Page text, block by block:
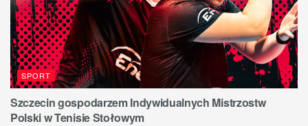
SPORT
Szczecin gospodarzem Indywidualnych Mistrzostw
Polski w Tenisie Stołowym